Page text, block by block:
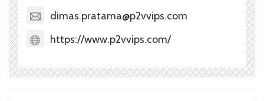
dimas.pratama@p2vvips.com
https://www.p2vvips.com/